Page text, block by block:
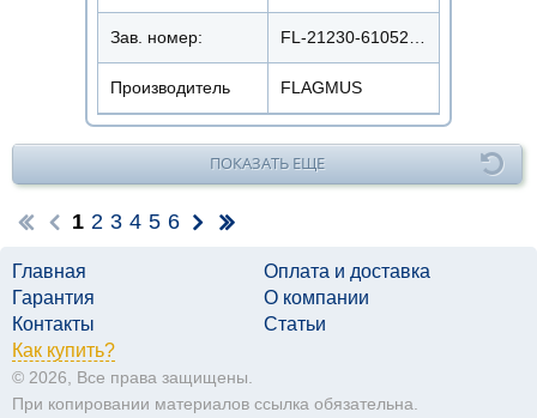
Зав. номер:
Производитель FLAGMUS
ПОКАЗАТЬ ЕЩЕ
1 2 3 4 5 6
Главная
Оплата и доставка
Гарантия
О компании
Контакты
Статьи
Как купить?
© 2026, Все права защищены.
При копировании материалов ссылка обязательна.